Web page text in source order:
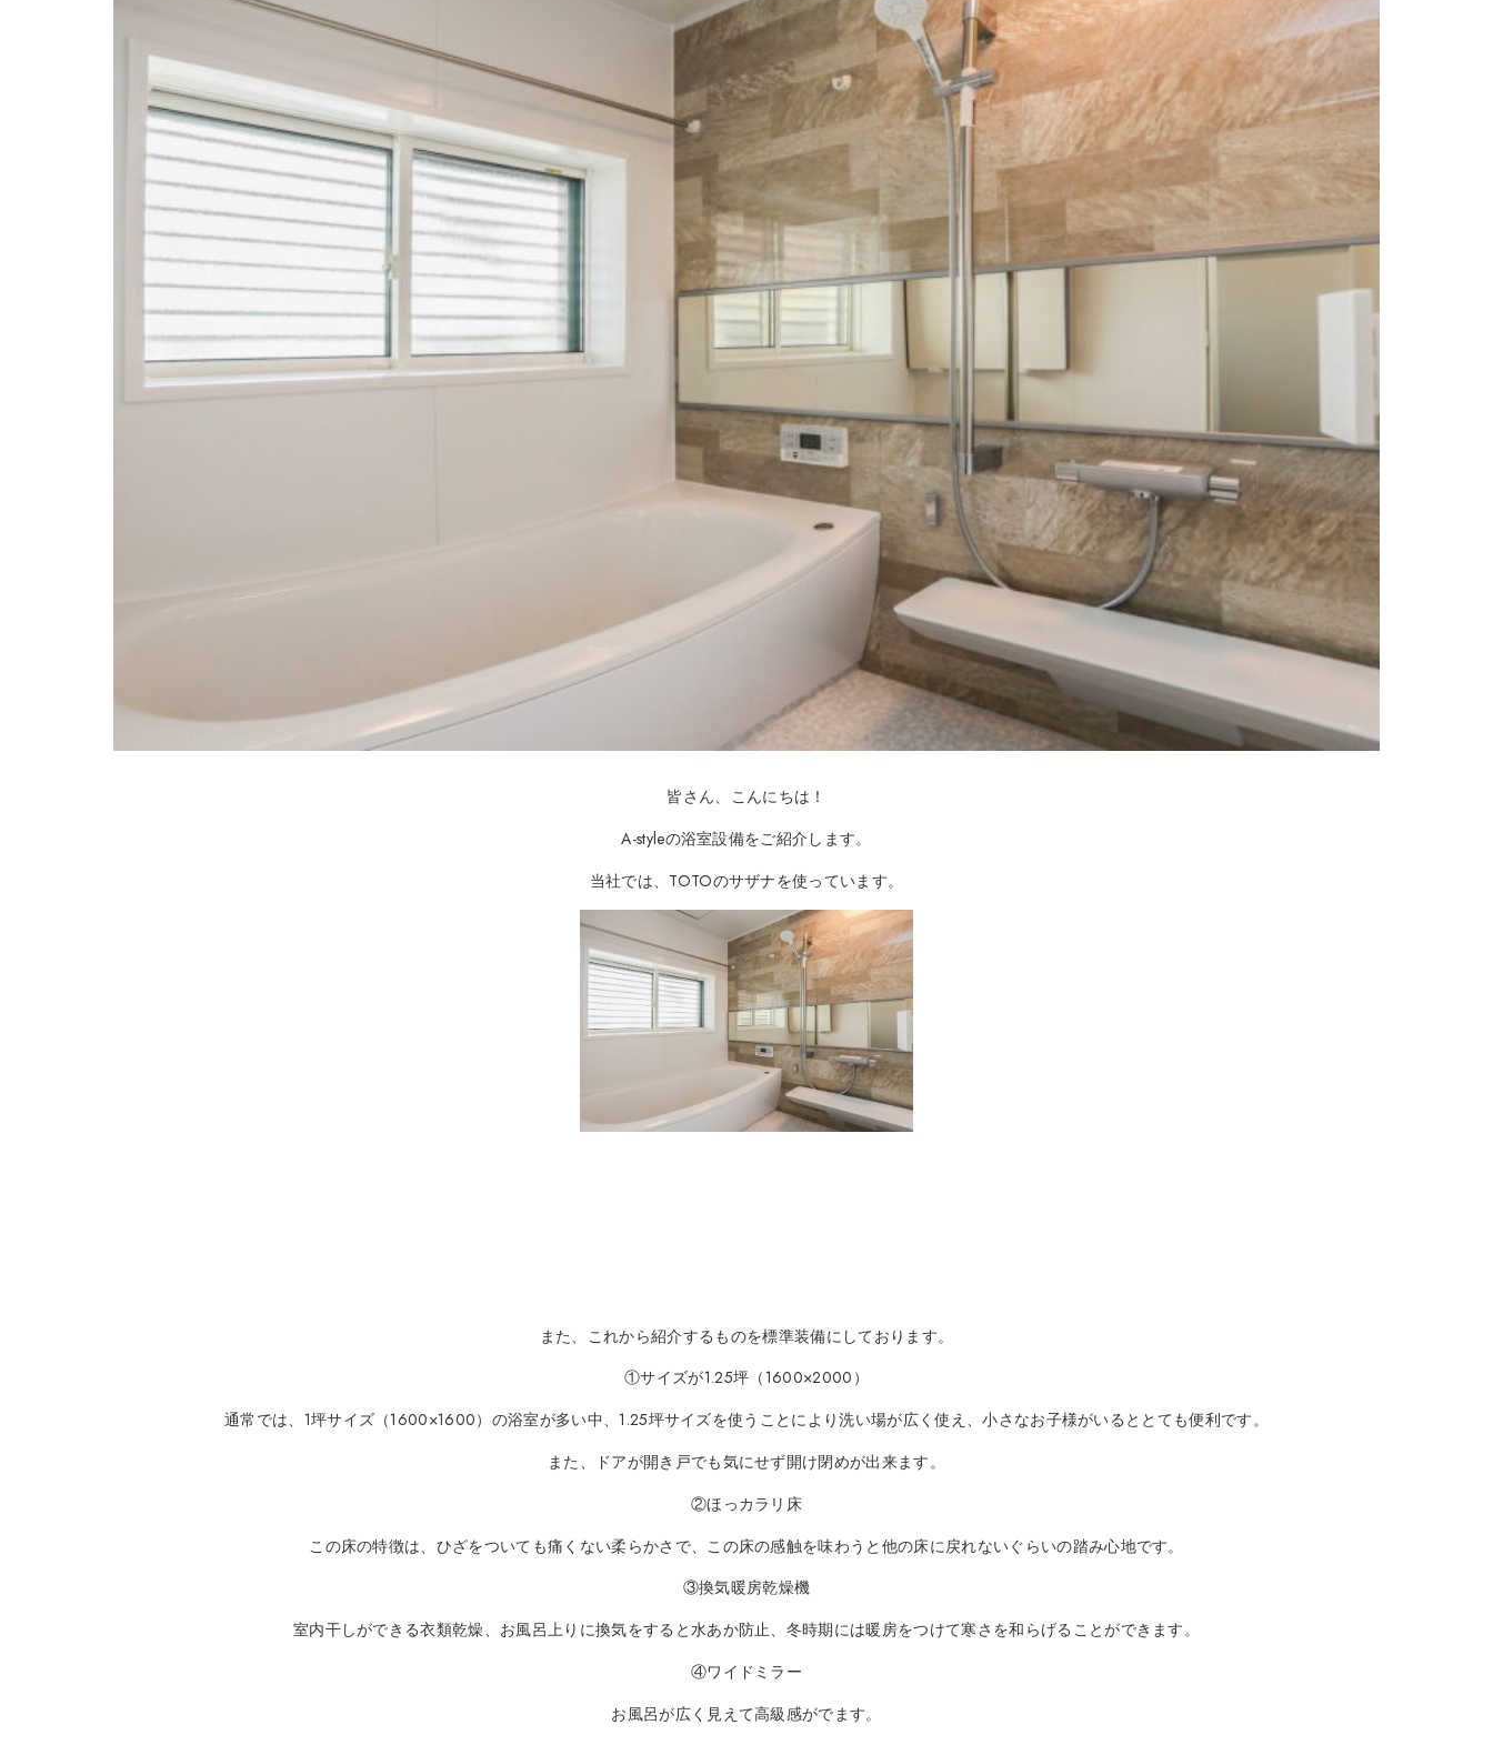
皆さん、こんにちは！
A-styleの浴室設備をご紹介します。
当社では、TOTOのサザナを使っています。
また、これから紹介するものを標準装備にしております。
①サイズが1.25坪（1600×2000）
通常では、1坪サイズ（1600×1600）の浴室が多い中、1.25坪サイズを使うことにより洗い場が広く使え、小さなお子様がいるととても便利です。
また、ドアが開き戸でも気にせず開け閉めが出来ます。
②ほっカラリ床
この床の特徴は、ひざをついても痛くない柔らかさで、この床の感触を味わうと他の床に戻れないぐらいの踏み心地です。
③換気暖房乾燥機
室内干しができる衣類乾燥、お風呂上りに換気をすると水あか防止、冬時期には暖房をつけて寒さを和らげることができます。
④ワイドミラー
お風呂が広く見えて高級感がでます。